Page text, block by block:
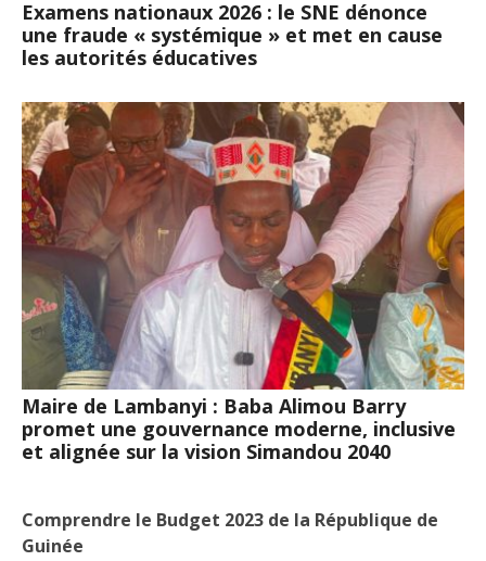
Examens nationaux 2026 : le SNE dénonce
une fraude « systémique » et met en cause
les autorités éducatives
Maire de Lambanyi : Baba Alimou Barry
promet une gouvernance moderne, inclusive
et alignée sur la vision Simandou 2040
Comprendre le Budget 2023 de la République de
Guinée